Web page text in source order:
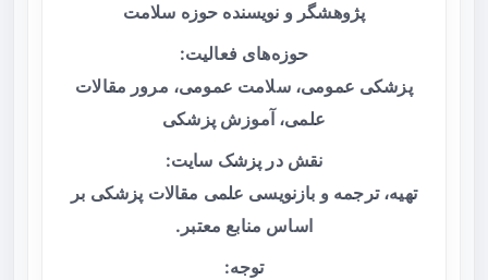
پژوهشگر و نویسنده حوزه سلامت
حوزه‌های فعالیت:
پزشکی عمومی، سلامت عمومی، مرور مقالات
علمی، آموزش پزشکی
نقش در پزشک سایت:
تهیه، ترجمه و بازنویسی علمی مقالات پزشکی بر
اساس منابع معتبر.
توجه: